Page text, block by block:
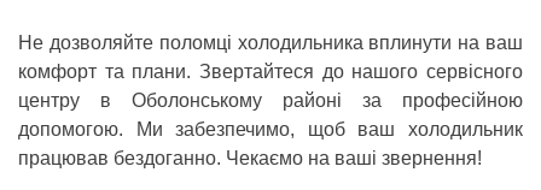
Не дозволяйте поломці холодильника вплинути на ваш
комфорт та плани. Звертайтеся до нашого сервісного
центру в Оболонському районі за професійною
допомогою. Ми забезпечимо, щоб ваш холодильник
працював бездоганно. Чекаємо на ваші звернення!